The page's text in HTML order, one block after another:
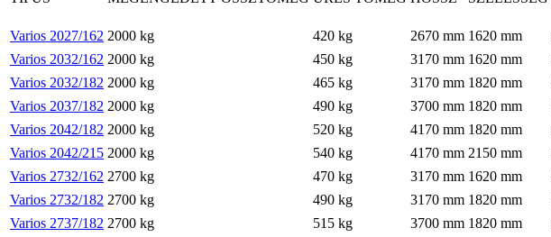
Varios 2027/162 2000 kg 420 kg 2670 mm 1620 mm
Varios 2032/162 2000 kg 450 kg 3170 mm 1620 mm
Varios 2032/182 2000 kg 465 kg 3170 mm 1820 mm
Varios 2037/182 2000 kg 490 kg 3700 mm 1820 mm
Varios 2042/182 2000 kg 520 kg 4170 mm 1820 mm
Varios 2042/215 2000 kg 540 kg 4170 mm 2150 mm
Varios 2732/162 2700 kg 470 kg 3170 mm 1620 mm
Varios 2732/182 2700 kg 490 kg 3170 mm 1820 mm
Varios 2737/182 2700 kg 515 kg 3700 mm 1820 mm